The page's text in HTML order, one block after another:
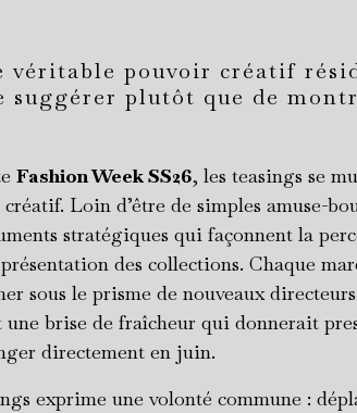
véritable pouvoir créatif
suggérer plutôt que de
Fashion Week SS26, les teasings se
Loin d’être de simples amuse-
stratégiques qui façonnent la
des collections. Chaque
sous le prisme de nouveaux
une brise de fraîcheur qui donnerait
directement en juin.
exprime une volonté commune :